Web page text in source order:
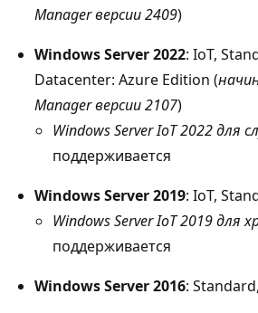
Manager версии 2409)
Windows Server 2022: IoT,
Datacenter: Azure Edition (
Manager версии 2107)
Windows Server IoT 2022 для
поддерживается
Windows Server 2019: IoT,
Windows Server IoT 2019 для
поддерживается
Windows Server 2016: